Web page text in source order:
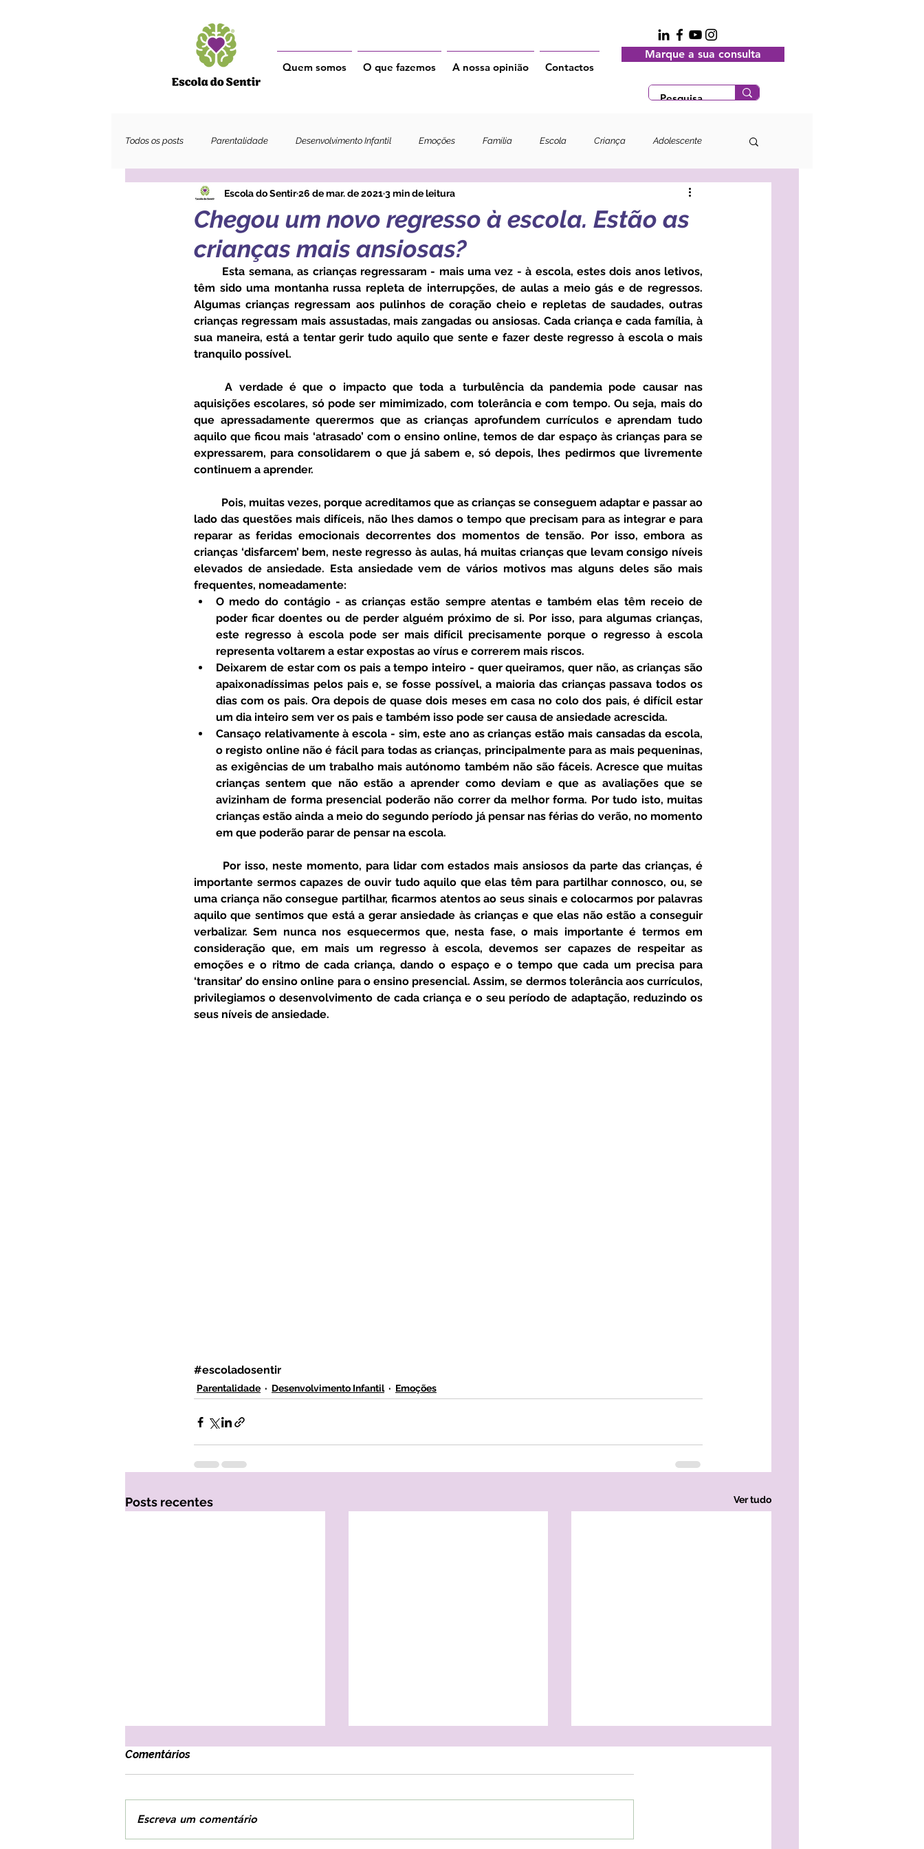
Quem somos O que fazemos A nossa opinião Contactos
Marque a sua consulta
Todos os posts Parentalidade Desenvolvimento Infantil Emoções Família Escola Criança Adolescente
Chegou um novo regresso à escola. Estão as
crianças mais ansiosas?
Escola do Sentir26 de mar. de 20213 min de leitura
têm sido uma montanha russa repleta de interrupções, de aulas a meio gás e de regressos.
Algumas crianças regressam aos pulinhos de coração cheio e repletas de saudades, outras
crianças regressam mais assustadas, mais zangadas ou ansiosas. Cada criança e cada família, à
sua maneira, está a tentar gerir tudo aquilo que sente e fazer deste regresso à escola o mais
tranquilo possível.
	A verdade é que o impacto que toda a turbulência da pandemia pode causar nas
aquisições escolares, só pode ser mimimizado, com tolerância e com tempo. Ou seja, mais do
que apressadamente querermos que as crianças aprofundem currículos e aprendam tudo
aquilo que ficou mais ‘atrasado’ com o ensino online, temos de dar espaço às crianças para se
expressarem, para consolidarem o que já sabem e, só depois, lhes pedirmos que livremente
continuem a aprender.
lado das questões mais difíceis, não lhes damos o tempo que precisam para as integrar e para
reparar as feridas emocionais decorrentes dos momentos de tensão. Por isso, embora as
crianças ‘disfarcem’ bem, neste regresso às aulas, há muitas crianças que levam consigo níveis
elevados de ansiedade. Esta ansiedade vem de vários motivos mas alguns deles são mais
frequentes, nomeadamente:
O medo do contágio - as crianças estão sempre atentas e também elas têm receio de
poder ficar doentes ou de perder alguém próximo de si. Por isso, para algumas crianças,
este regresso à escola pode ser mais difícil precisamente porque o regresso à escola
representa voltarem a estar expostas ao vírus e correrem mais riscos.
Deixarem de estar com os pais a tempo inteiro - quer queiramos, quer não, as crianças são
apaixonadíssimas pelos pais e, se fosse possível, a maioria das crianças passava todos os
dias com os pais. Ora depois de quase dois meses em casa no colo dos pais, é difícil estar
um dia inteiro sem ver os pais e também isso pode ser causa de ansiedade acrescida.
Cansaço relativamente à escola - sim, este ano as crianças estão mais cansadas da escola,
o registo online não é fácil para todas as crianças, principalmente para as mais pequeninas,
as exigências de um trabalho mais autónomo também não são fáceis. Acresce que muitas
crianças sentem que não estão a aprender como deviam e que as avaliações que se
avizinham de forma presencial poderão não correr da melhor forma. Por tudo isto, muitas
crianças estão ainda a meio do segundo período já pensar nas férias do verão, no momento
em que poderão parar de pensar na escola.
importante sermos capazes de ouvir tudo aquilo que elas têm para partilhar connosco, ou, se
uma criança não consegue partilhar, ficarmos atentos ao seus sinais e colocarmos por palavras
aquilo que sentimos que está a gerar ansiedade às crianças e que elas não estão a conseguir
verbalizar. Sem nunca nos esquecermos que, nesta fase, o mais importante é termos em
consideração que, em mais um regresso à escola, devemos ser capazes de respeitar as
emoções e o ritmo de cada criança, dando o espaço e o tempo que cada um precisa para
‘transitar’ do ensino online para o ensino presencial. Assim, se dermos tolerância aos currículos,
privilegiamos o desenvolvimento de cada criança e o seu período de adaptação, reduzindo os
seus níveis de ansiedade.
#escoladosentir
Parentalidade Desenvolvimento Infantil Emoções
Posts recentes Ver tudo
Comentários
Escreva um comentário